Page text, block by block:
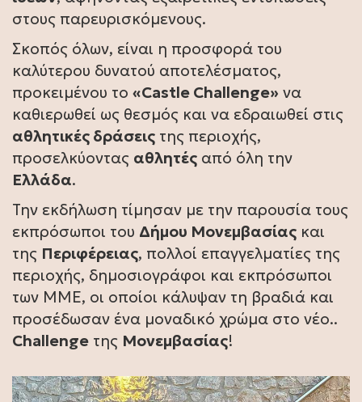
στους παρευρισκόμενους.
Σκοπός όλων, είναι η προσφορά του
καλύτερου δυνατού αποτελέσματος,
προκειμένου το «Castle Challenge» να
καθιερωθεί ως θεσμός και να εδραιωθεί στις
αθλητικές δράσεις της περιοχής,
προσελκύοντας αθλητές από όλη την
Ελλάδα.
Την εκδήλωση τίμησαν με την παρουσία τους
εκπρόσωποι του Δήμου Μονεμβασίας και
της Περιφέρειας, πολλοί επαγγελματίες της
περιοχής, δημοσιογράφοι και εκπρόσωποι
των ΜΜΕ, οι οποίοι κάλυψαν τη βραδιά και
προσέδωσαν ένα μοναδικό χρώμα στο νέο..
Challenge της Μονεμβασίας!